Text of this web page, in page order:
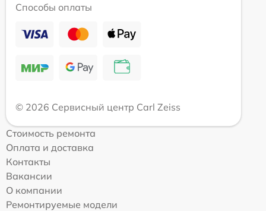
Способы оплаты
© 2026 Сервисный центр Carl Zeiss
Стоимость ремонта
Оплата и доставка
Контакты
Вакансии
О компании
Ремонтируемые модели